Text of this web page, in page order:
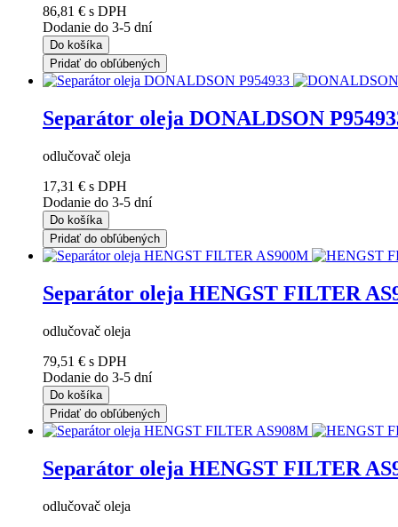
86,81 € s DPH
Dodanie do 3-5 dní
Do košíka
Pridať do obľúbených
Separátor oleja DONALDSON
odlučovač oleja
17,31 € s DPH
Dodanie do 3-5 dní
Do košíka
Pridať do obľúbených
Separátor oleja HENGST FILTER
odlučovač oleja
79,51 € s DPH
Dodanie do 3-5 dní
Do košíka
Pridať do obľúbených
Separátor oleja HENGST FILTER
odlučovač oleja